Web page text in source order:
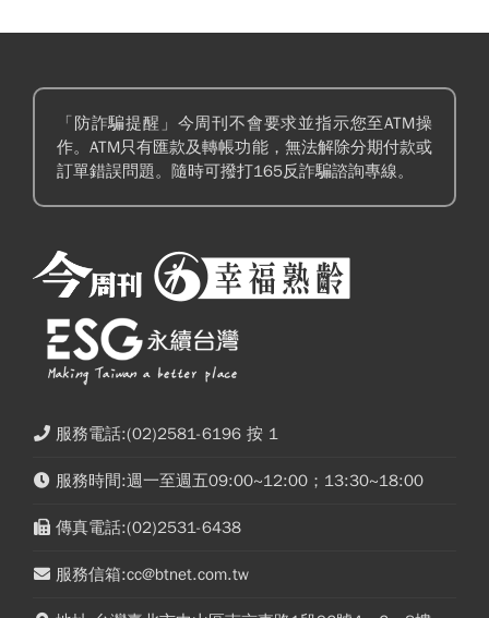
「防詐騙提醒」今周刊不會要求並指示您至ATM操
作。ATM只有匯款及轉帳功能，無法解除分期付款或
訂單錯誤問題。隨時可撥打165反詐騙諮詢專線。
服務電話:(02)2581-6196 按 1
服務時間:週一至週五09:00~12:00；13:30~18:00
傳真電話:(02)2531-6438
服務信箱:cc@btnet.com.tw